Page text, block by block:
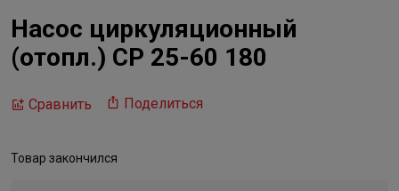
Насос циркуляционный
(отопл.) CP 25-60 180
Сравнить Поделиться
Товар закончился